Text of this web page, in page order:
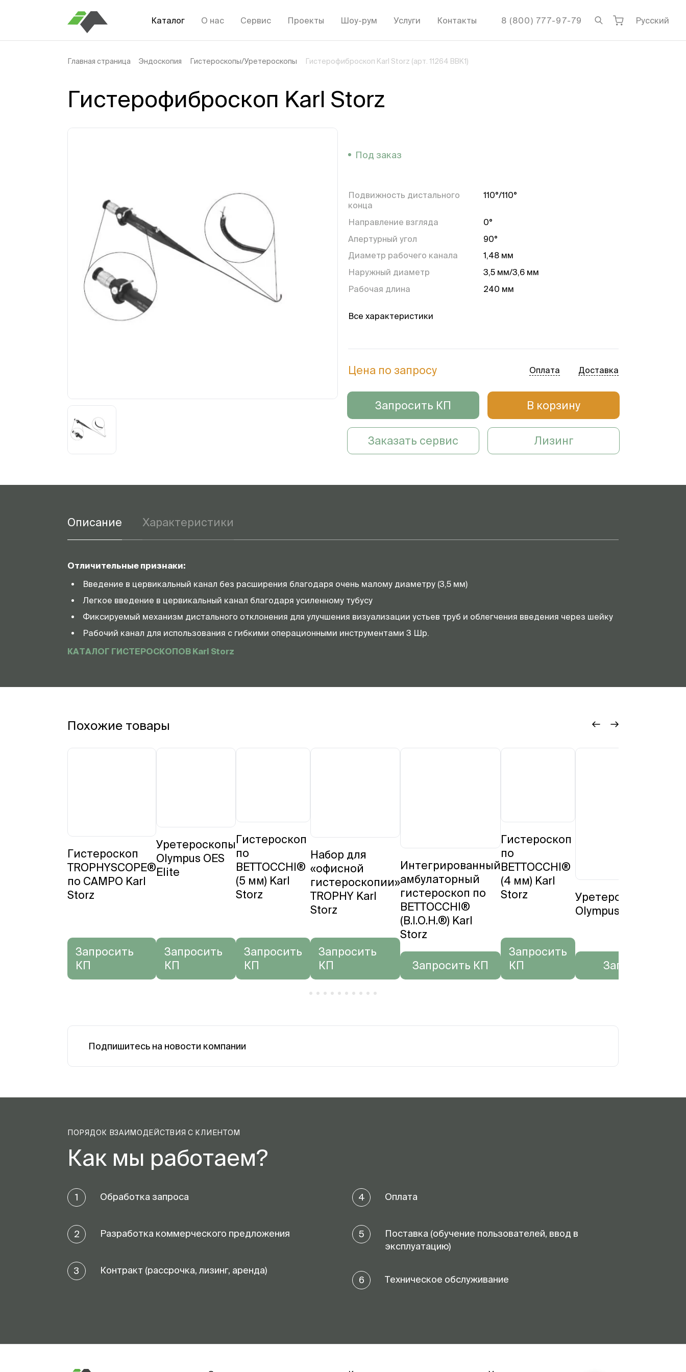
Каталог О нас Сервис Проекты Шоу-рум Услуги Контакты 8 (800) 777-97-79 Русский
Главная страница Эндоскопия Гистероскопы/Уретероскопы Гистерофиброскоп Karl Storz (арт. 11264 BBK1)
Гистерофиброскоп Karl Storz
Под заказ
Подвижность дистального
конца
110°/110°
Направление взгляда
0°
Апертурный угол
90°
Диаметр рабочего канала
1,48 мм
Наружный диаметр
3,5 мм/3,6 мм
Рабочая длина
240 мм
Все характеристики
Цена по запросу Оплата Доставка
Запросить КП В корзину
Заказать сервис Лизинг
Описание Характеристики
Отличительные признаки:
Введение в цервикальный канал без расширения благодаря очень малому диаметру (3,5 мм)
Легкое введение в цервикальный канал благодаря усиленному тубусу
Фиксируемый механизм дистального отклонения для улучшения визуализации устьев труб и облегчения введения через шейку
Рабочий канал для использования с гибкими операционными инструментами 3 Шр.
КАТАЛОГ ГИСТЕРОСКОПОВ Karl Storz
Похожие товары
Гистероскоп
TROPHYSCOPE®
по CAMPO Karl
Storz
Запросить
КП
Уретероскопы
Olympus OES
Elite
Запросить
КП
Гистероскоп
по
BETTOCCHI®
(5 мм) Karl
Storz
Запросить
КП
Набор для
«офисной
гистероскопии»
TROPHY Karl
Storz
Запросить
КП
Интегрированный
амбулаторный
гистероскоп по
BETTOCCHI®
(B.I.O.H.®) Karl
Storz
Запросить КП
Гистероскоп
по
BETTOCCHI®
(4 мм) Karl
Storz
Запросить
КП
Olympus URF-V3
Запросить КП
Подпишитесь на новости компании
ПОРЯДОК ВЗАИМОДЕЙСТВИЯ С КЛИЕНТОМ
Как мы работаем?
1 Обработка запроса
2 Разработка коммерческого предложения
3 Контракт (рассрочка, лизинг, аренда)
4 Оплата
5
Поставка (обучение пользователей, ввод в
эксплуатацию)
6 Техническое обслуживание